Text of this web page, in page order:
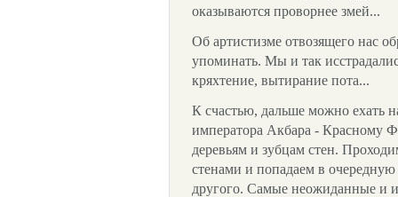
оказываются проворнее змей...
Об артистизме отвозящего нас
упоминать. Мы и так
кряхтение, вытирание пота...
К счастью, дальше можно ехать
императора Акбара - Красному
деревьям и зубцам стен.
стенами и попадаем в
другого. Самые неожиданные и